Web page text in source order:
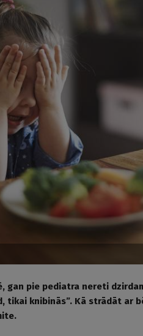
gan pie pediatra nereti
tikai knibinās”. Kā strādāt